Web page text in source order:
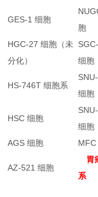
GES-1 细胞
胞
HGC-27 细胞（未
分化）
细胞
HS-746T 细胞系
细胞
HSC 细胞
细胞
AGS 细胞
AZ-521 细胞
胃
系